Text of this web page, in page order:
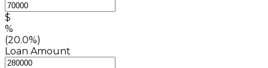
$
%
(20.0%)
Loan Amount